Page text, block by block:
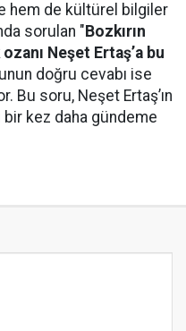
hem de kültürel bilgiler
sorulan "Bozkırın
Neşet Ertaş’a bu
doğru cevabı ise
Bu soru, Neşet Ertaş’ın
kez daha gündeme